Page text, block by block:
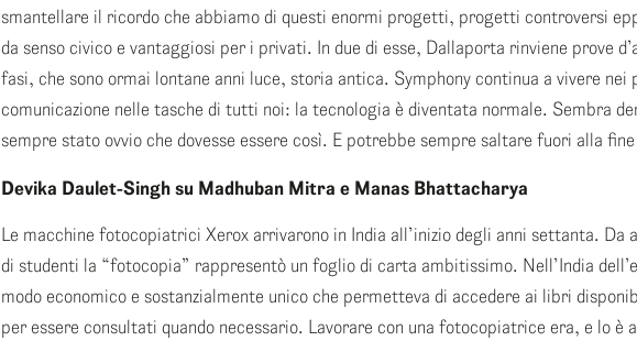
smantellare il ricordo che abbiamo di questi enormi progetti, progetti controversi
da senso civico e vantaggiosi per i privati. In due di esse, Dallaporta rinviene prove
fasi, che sono ormai lontane anni luce, storia antica. Symphony continua a vivere nei
comunicazione nelle tasche di tutti noi: la tecnologia è diventata normale. Sembra
sempre stato ovvio che dovesse essere così. E potrebbe sempre saltare fuori alla
Devika Daulet-Singh su Madhuban Mitra e Manas Bhattacharya
Le macchine fotocopiatrici Xerox arrivarono in India all’inizio degli anni settanta. Da
di studenti la “fotocopia” rappresentò un foglio di carta ambitissimo. Nell’India
modo economico e sostanzialmente unico che permetteva di accedere ai libri
per essere consultati quando necessario. Lavorare con una fotocopiatrice era, e lo è